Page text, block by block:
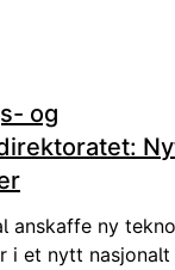
og
anskaffe ny
i et nytt